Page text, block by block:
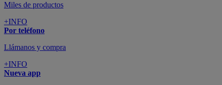
Miles de productos
+INFO
Por teléfono
Llámanos y compra
+INFO
Nueva app